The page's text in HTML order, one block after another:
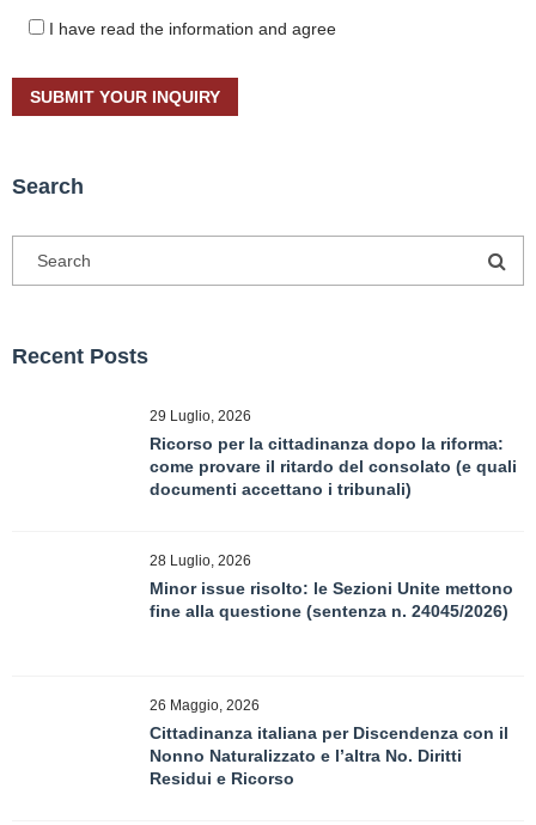
I have read the information and agree
Search
Recent Posts
29 Luglio, 2026
Ricorso per la cittadinanza dopo la riforma:
come provare il ritardo del consolato (e quali
documenti accettano i tribunali)
28 Luglio, 2026
Minor issue risolto: le Sezioni Unite mettono
fine alla questione (sentenza n. 24045/2026)
26 Maggio, 2026
Cittadinanza italiana per Discendenza con il
Nonno Naturalizzato e l’altra No. Diritti
Residui e Ricorso